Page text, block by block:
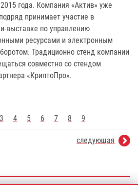
года. Компания «Актив» уже
принимает участие в
выставке по управлению
ресурсами и электронным
Традиционно стенд компании
совместно со стендом
«КриптоПро».
3 4 5 6 7 8 9
следующая